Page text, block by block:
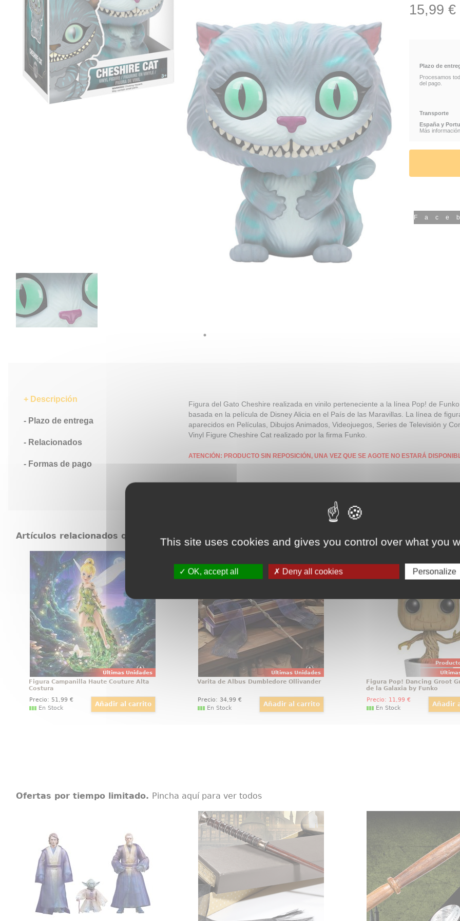
ALICE IN
15,99 €
Plazo de
Procesamos
del pago.
Transporte
España y
Más
Descripción
Plazo de entrega
Relacionados
Formas de pago
Figura del Gato Cheshire realizada en vinilo perteneciente a la línea Pop! de
basada en la película de Disney Alicia en el País de las Maravillas. La línea de
aparecidos en Películas, Dibujos Animados, Videojuegos, Series de Televisión y
Vinyl Figure Cheshire Cat realizado por la firma Funko.
ATENCIÓN: PRODUCTO SIN REPOSICIÓN, UNA VEZ QUE SE AGOTE NO ESTARÁ
Artículos relacionados que también pueden interesarte. Pincha aquí para ver todos
Últimas Unidades
Figura Campanilla Haute Couture
Alta Costura
Mágica figura de Campanilla
(Tinker Bell) de la línea Haute
Couture de Walt Disney basada en
el clásico Peter Pan de 1953.
Figura Campanilla Haute Couture Alta
Costura
Precio: 51,99 €
En Stock
Últimas Unidades
Ollivander
Hay objetos que no se guardan, se
exhiben con orgullo, y la varita de
esa categoría desde el primer
vistazo. Esta réplica oficial de
Harry Potter reúne elegancia,
simbolismo y acabado de
colección
Varita de Albus Dumbledore Ollivander
Precio: 34,99 €
En Stock
Guardianes de la
Figura de Dancing Groot
en vinilo perteneciente
altura aproximada de
está basada en la
Guardianes de la
Figura Pop! Dancing Groot
de la Galaxia by Funko
Precio: 11,99 €
En Stock
Ofertas por tiempo limitado. Pincha aquí para ver todos
Un tributo luminoso a la saga: el
Star Wars Episode VI Black Series
Pack de 3 Figuras Force Spirits 15
cm reúne a Anakin Skywalker,
Yoda y Obi-Wan Kenobi tal como
aparecen en El Retorno del Jedi
Varita Henrietta Fischer Ollivanders
Elegante, detallada y mágica
réplica oficial de la varita de
Henrietta Fischer, basada en la
saga de películas Animales
Fantásticos. Viene en una bonita
caja de regalo y con una cenefa
para adornar.
varita de Molly
motivo de la película
Las Reliquias de la
Potter and the
Viene en caja
This site uses cookies and gives you control over what you
OK, accept all Deny all cookies Personalize